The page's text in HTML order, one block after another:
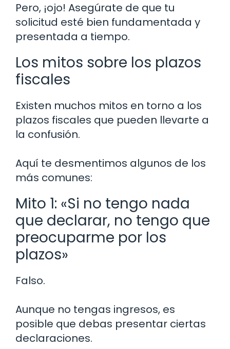
Pero, ¡ojo! Asegúrate de que tu
solicitud esté bien fundamentada y
presentada a tiempo.
Los mitos sobre los plazos
fiscales
Existen muchos mitos en torno a los
plazos fiscales que pueden llevarte a
la confusión.
Aquí te desmentimos algunos de los
más comunes:
Mito 1: «Si no tengo nada
que declarar, no tengo que
preocuparme por los
plazos»
Falso.
Aunque no tengas ingresos, es
posible que debas presentar ciertas
declaraciones.